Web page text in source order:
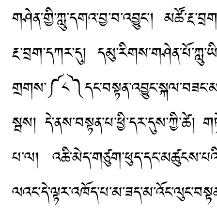
གཤེན་གྱི་ཀླུ་དགའ་བྱ་བ་འབྱུང་།
རྔ་བྲག་དཀར་དུ།
སྦས། དེ་ནས་བསྟན་པ་ཕྱི་དར་དུས་ཀྱི་ཚེ།
པ་ལ།